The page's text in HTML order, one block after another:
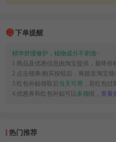
下单提醒
精华舒缓修护，植物成分不刺激~
1.商品及优惠信息由淘宝提供，最终价
2.点击领券/购买按钮后，将跳至淘宝领
3.红包补贴领取后 当天可用 ，若红包过
4.优惠券和红包补贴可以多领 啦， 查看
热门推荐